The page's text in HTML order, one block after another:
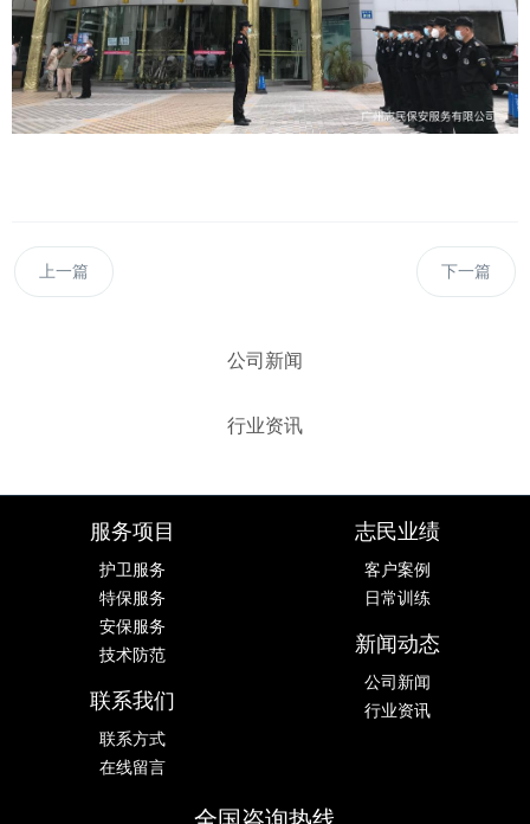
上一篇 下一篇
公司新闻
行业资讯
服务项目
护卫服务
特保服务
安保服务
技术防范
志民业绩
客户案例
日常训练
新闻动态
公司新闻
行业资讯
联系我们
联系方式
在线留言
全国咨询热线